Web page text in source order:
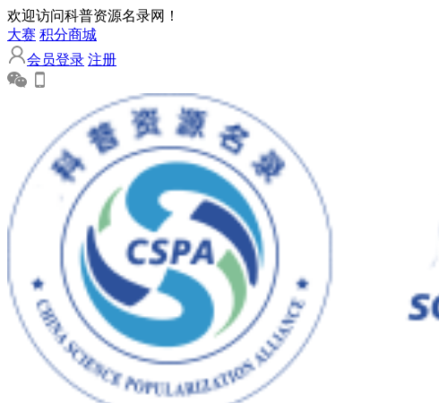
欢迎访问科普资源名录网！
大赛 积分商城
会员登录 注册